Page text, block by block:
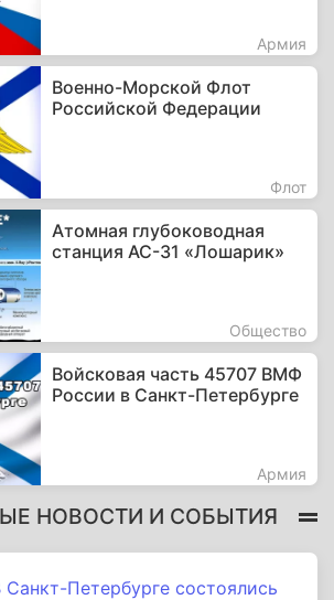
Армия
Военно-Морской Флот
Российской Федерации
Флот
Атомная глубоководная
станция АС-31 «Лошарик»
Общество
Войсковая часть 45707 ВМФ
России в Санкт-Петербурге
Армия
НОВОСТИ И СОБЫТИЯ
Санкт-Петербурге состоялись